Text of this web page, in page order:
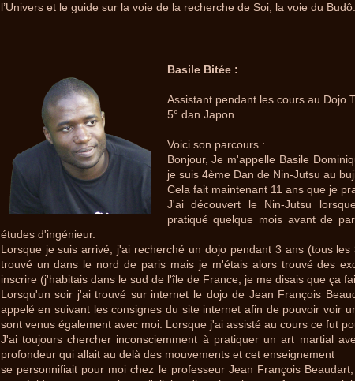
l’Univers et le guide sur la voie de la recherche de Soi, la voie du Budô.
Basile Bitée :
Assistant pendant les cours au Dojo
5° dan Japon.
Voici son parcours :
Bonjour, Je m'appelle Basile
je suis 4ème Dan de Nin-Jutsu au
Cela fait maintenant 11 ans que je
J'ai découvert le Nin-Jutsu
pratiqué quelque mois avant de
études d'ingénieur.
Lorsque je suis arrivé, j'ai recherché un dojo pendant 3 ans (tous
trouvé un dans le nord de paris mais je m'étais alors trouvé des
inscrire (j'habitais dans le sud de l'île de France, je me disais que ça
Lorsqu'un soir j'ai trouvé sur internet le dojo de Jean François
appelé en suivant les consignes du site internet afin de pouvoir voir
sont venus également avec moi. Lorsque j'ai assisté au cours ce fut
J'ai toujours chercher inconsciemment à pratiquer un art martial
profondeur qui allait au delà des mouvements et cet enseignement
se personnifiait pour moi chez le professeur Jean François